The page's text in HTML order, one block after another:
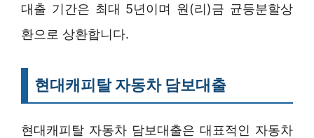
대출 기간은 최대 5년이며 원(리)금 균등분할상
환으로 상환합니다.
현대캐피탈 자동차 담보대출
현대캐피탈 자동차 담보대출은 대표적인 자동차